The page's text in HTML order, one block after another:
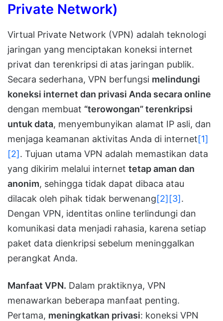
Private Network)
Virtual Private Network (VPN) adalah teknologi
jaringan yang menciptakan koneksi internet
privat dan terenkripsi di atas jaringan publik.
Secara sederhana, VPN berfungsi melindungi
koneksi internet dan privasi Anda secara online
dengan membuat “terowongan” terenkripsi
untuk data, menyembunyikan alamat IP asli, dan
menjaga keamanan aktivitas Anda di internet[1]
[2]. Tujuan utama VPN adalah memastikan data
yang dikirim melalui internet tetap aman dan
anonim, sehingga tidak dapat dibaca atau
dilacak oleh pihak tidak berwenang[2][3].
Dengan VPN, identitas online terlindungi dan
komunikasi data menjadi rahasia, karena setiap
paket data dienkripsi sebelum meninggalkan
perangkat Anda.
Manfaat VPN. Dalam praktiknya, VPN
menawarkan beberapa manfaat penting.
Pertama, meningkatkan privasi: koneksi VPN